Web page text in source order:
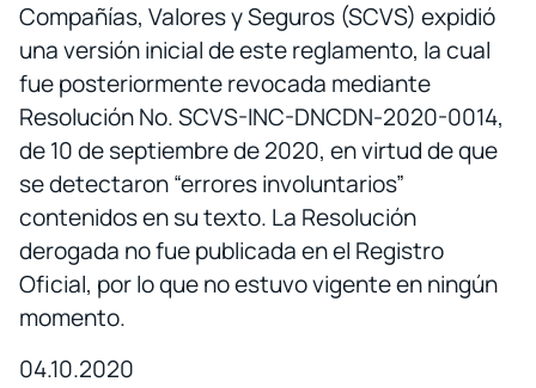
Compañías, Valores y Seguros (SCVS) expidió
una versión inicial de este reglamento, la cual
fue posteriormente revocada mediante
Resolución No. SCVS-INC-DNCDN-2020-0014,
de 10 de septiembre de 2020, en virtud de que
se detectaron “errores involuntarios”
contenidos en su texto. La Resolución
derogada no fue publicada en el Registro
Oficial, por lo que no estuvo vigente en ningún
momento.
04.10.2020